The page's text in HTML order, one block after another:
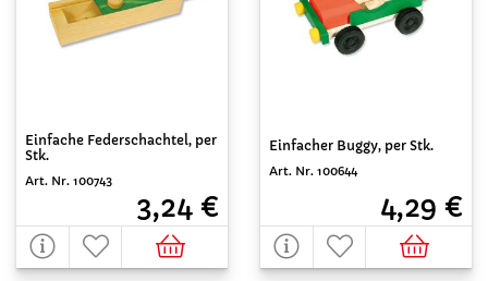
Einfache Federschachtel, per
Stk.
Art. Nr. 100743
3,24 €
Einfacher Buggy, per Stk.
Art. Nr. 100644
4,29 €